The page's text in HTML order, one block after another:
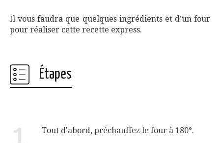
Il vous faudra que quelques ingrédients et d’un four
pour réaliser cette recette express.
Étapes
Tout d'abord, préchauffez le four à 180°.